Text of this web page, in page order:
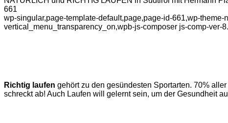
661
wp-singular,page-template-default,page,page-id-661,wp-
vertical_menu_transparency_on,wpb-js-composer js-comp-ver-
Richtig laufen gehört zu den gesündesten Sportarten. 70%
schreckt ab! Auch Laufen will gelernt sein, um der Gesundheit